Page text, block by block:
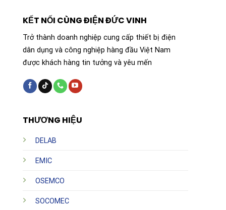
THƯƠNG HIỆU
DELAB
EMIC
OSEMCO
SOCOMEC
KẾT NỐI CÙNG ĐIỆN ĐỨC VINH
Trở thành doanh nghiệp cung cấp thiết bị điện
dân dụng và công nghiệp hàng đầu Việt Nam
được khách hàng tin tưởng và yêu mến